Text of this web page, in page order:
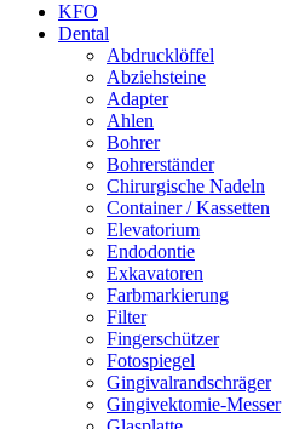
KFO
Dental
Abdrucklöffel
Abziehsteine
Adapter
Ahlen
Bohrer
Bohrerständer
Chirurgische Nadeln
Container / Kassetten
Elevatorium
Endodontie
Exkavatoren
Farbmarkierung
Filter
Fingerschützer
Fotospiegel
Gingivalrandschräger
Gingivektomie-Messer